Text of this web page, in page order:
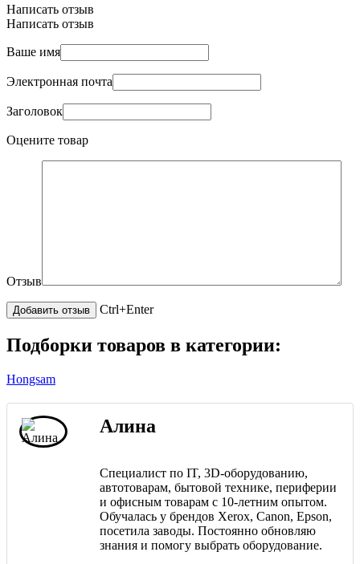
Написать отзыв
Написать отзыв
Ваше имя
Электронная почта
Заголовок
Оцените товар
Отзыв
Ctrl+Enter
Подборки товаров в категории:
Hongsam
Алина
Специалист по IT, 3D-оборудованию,
автотоварам, бытовой технике, периферии
и офисным товарам с 10-летним опытом.
Обучалась у брендов Xerox, Canon, Epson,
посетила заводы. Постоянно обновляю
знания и помогу выбрать оборудование.